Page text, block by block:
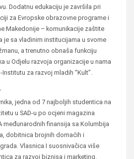
Dodatnu edukaciju je završila pri
za Evropske obrazovne programe i
Makedonije – komunikacije zaštite
je sa vladinim institucijama u svome
a trenutno obnaša funkciju
u Odjelu razvoja organizacije u nama
za razvoj mladih “Kult”.
jedna od 7 najboljih studentica na
u SAD-u po ocjeni magazina
međunarodnih finansija sa Kolumbija
dobitnica brojnih domaćih i
Vlasnica I suosnivačica više
za razvoj biznisa i marketing.